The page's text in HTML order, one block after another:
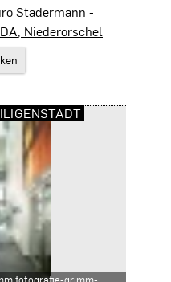
Stadermann -
Niederorschel